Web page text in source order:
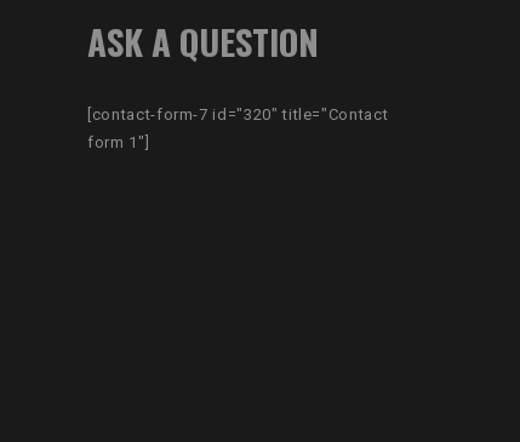
ASK A QUESTION
[contact-form-7 id="320" title="Contact
form 1"]